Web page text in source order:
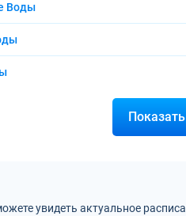
Воды
увидеть актуальное